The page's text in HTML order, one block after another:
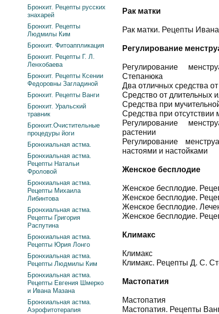
Рак матки
Рак матки. Рецепты
Регулирование
Регулирование
Степанюка
Два отличных средства
Средство от длительных
Средства при
Средства при
Регулирование
растении
Регулирование
настоями и настойками
Женское бесплодие
Женское бесплодие.
Женское бесплодие.
Женское бесплодие.
Женское бесплодие.
Климакс
Климакс
Климакс. Рецепты Д. С.
Мастопатия
Мастопатия
Мастопатия. Рецепты
Бронхит. Рецепты русских
знахарей
Бронхит. Рецепты
Людмилы Ким
Бронхит. Фитоаппликация
Бронхит. Рецепты Г. Л.
Ленхобаева
Бронхит. Рецепты Ксении
Федоровны Загладиной
Бронхит. Рецепты Ванги
Бронхит. Уральский
травник
Бронхит.Очистительные
процедуры йоги
Бронхиальная астма.
Бронхиальная астма.
Рецепты Натальи
Фроловой
Бронхиальная астма.
Рецепты Михаила
Либинтова
Бронхиальная астма.
Рецепты Григория
Распутина
Бронхиальная астма.
Рецепты Юрия Лонго
Бронхиальная астма.
Рецепты Людмилы Ким
Бронхиальная астма.
Рецепты Евгения Шмерко
и Ивана Мазана
Бронхиальная астма.
Аэрофитотерапия